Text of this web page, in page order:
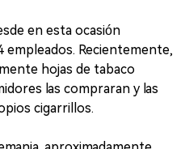
en esta ocasión
Recientemente,
hojas de tabaco
las compraran y las
cigarrillos.